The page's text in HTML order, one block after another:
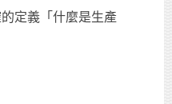
定義「什麼是生產